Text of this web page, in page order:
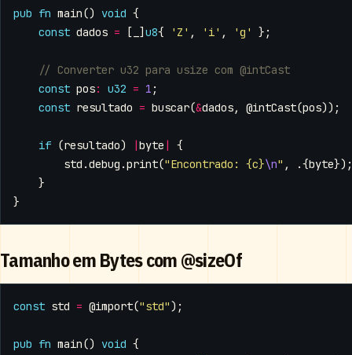
pub fn main() void {
const dados = [ ] u8{ 'Z' , 'i' , 'g' };
const pos: u32 = 1 ;
const resultado = buscar(&dados, @intCast(pos));
if (resultado) |byte |
{
std .debug .print("Encontrado: {c}\n" , .{byte});
}
}
Tamanho em Bytes com @sizeOf
const std = @import("std");
pub fn main() void {